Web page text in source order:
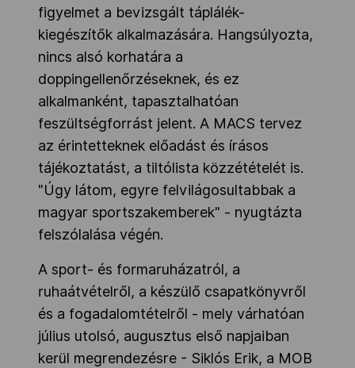
figyelmet a bevizsgált táplálék-
kiegészítők alkalmazására. Hangsúlyozta,
nincs alsó korhatára a
doppingellenőrzéseknek, és ez
alkalmanként, tapasztalhatóan
feszültségforrást jelent. A MACS tervez
az érintetteknek előadást és írásos
tájékoztatást, a tiltólista közzétételét is.
"Úgy látom, egyre felvilágosultabbak a
magyar sportszakemberek" - nyugtázta
felszólalása végén.
A sport- és formaruházatról, a
ruhaátvételről, a készülő csapatkönyvről
és a fogadalomtételről - mely várhatóan
július utolsó, augusztus első napjaiban
kerül megrendezésre - Siklós Erik, a MOB